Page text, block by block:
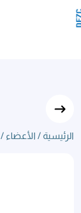
تخطي إلى المحتوى
سعادة
الرئيسية / الأعضاء /